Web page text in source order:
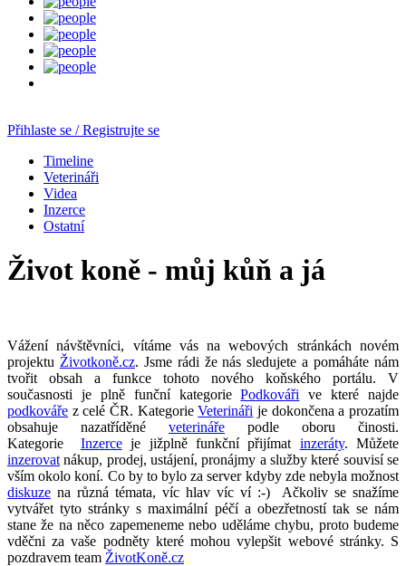
Přihlaste se / Registrujte se
Timeline
Veterináři
Videa
Inzerce
Ostatní
Život koně - můj kůň a já
Vážení návštěvníci, vítáme vás na webových stránkách novém
projektu Životkoně.cz. Jsme rádi že nás sledujete a pomáháte nám
tvořit obsah a funkce tohoto nového koňského portálu. V
současnosti je plně funční kategoriePodkováři ve které najde
podkováře z celé ČR. KategorieVeterináři je dokončena a prozatím
obsahuje nazatříděné veterináře podle oboru činosti.
Kategorie Inzerceje jižplně funkční přijímat inzeráty. Můžete
inzerovat nákup, prodej, ustájení, pronájmy a služby které souvisí se
vším okolo koní. Co by to bylo za server kdyby zde nebyla možnost
diskuze na různá témata, víc hlav víc ví :-) Ačkoliv se snažíme
vytvářet tyto stránky s maximální péčí a obezřetností tak se nám
stane že na něco zapemeneme nebo uděláme chybu, proto budeme
vděčni za vaše podněty které mohou vylepšit webové stránky. S
pozdravem team ŽivotKoně.cz